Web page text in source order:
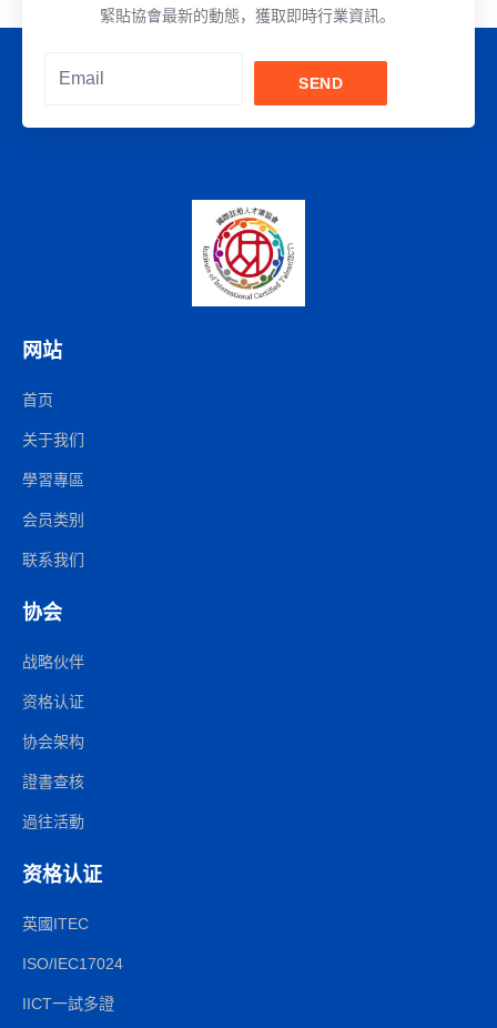
緊貼協會最新的動態，獲取即時行業資訊。
SEND
网站
首页
关于我们
學習專區
会员类别
联系我们
协会
战略伙伴
资格认证
协会架构
證書查核
過往活動
资格认证
英國ITEC
ISO/IEC17024
IICT一試多證